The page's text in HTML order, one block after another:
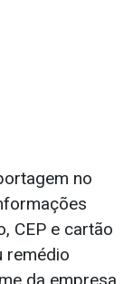
no
CEP e cartão
remédio
da empresa